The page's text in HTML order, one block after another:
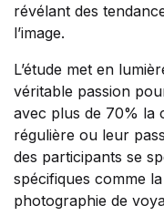
révélant des
l’image.
L’étude met en
véritable passion
avec plus de 70% la
régulière ou leur
des participants se
spécifiques comme
photographie de